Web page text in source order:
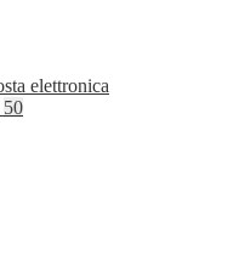
elettronica
50